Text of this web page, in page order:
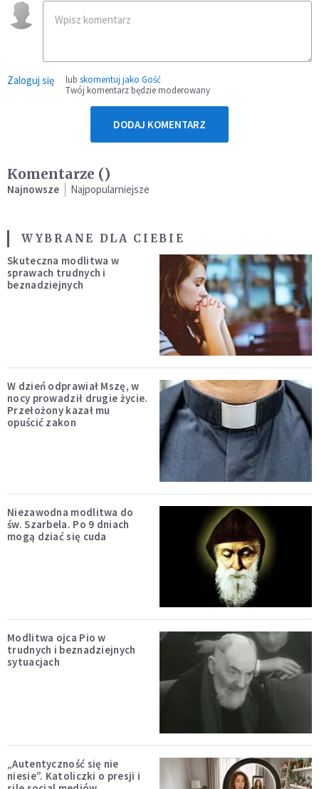
Zaloguj się lub skomentuj jako Gość
Twój komentarz będzie moderowany
DODAJ KOMENTARZ
Komentarze ()
Najnowsze Najpopularniejsze
WYBRANE DLA CIEBIE
Skuteczna modlitwa w
sprawach trudnych i
beznadziejnych
W dzień odprawiał Mszę, w
nocy prowadził drugie życie.
Przełożony kazał mu
opuścić zakon
Niezawodna modlitwa do
św. Szarbela. Po 9 dniach
mogą dziać się cuda
Modlitwa ojca Pio w
trudnych i beznadziejnych
sytuacjach
„Autentyczność się nie
niesie”. Katoliczki o presji i